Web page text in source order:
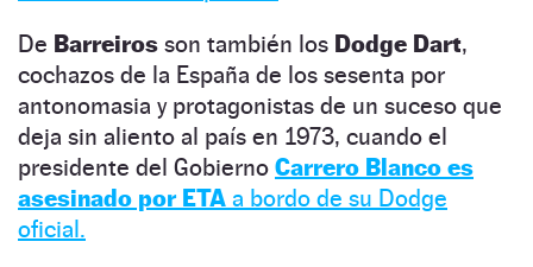
De Barreiros son también los Dodge Dart,
cochazos de la España de los sesenta por
antonomasia y protagonistas de un suceso que
deja sin aliento al país en 1973, cuando el
presidente del Gobierno Carrero Blanco es
asesinado por ETA a bordo de su Dodge
oficial.